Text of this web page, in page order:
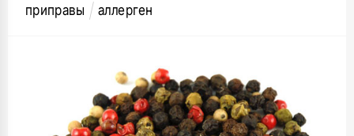
приправы аллерген